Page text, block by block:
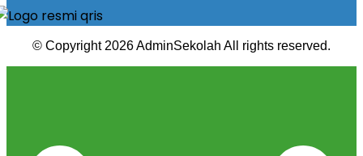
© Copyright 2026 AdminSekolah All rights reserved.